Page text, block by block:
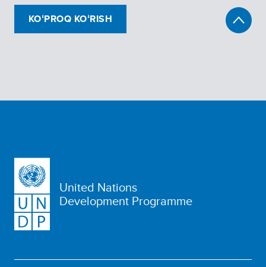
KOʻPROQ KOʻRISH
United Nations
Development Programme